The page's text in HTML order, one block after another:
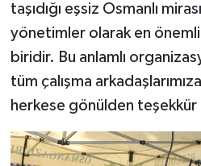
taşıdığı eşsiz Osmanlı
yönetimler olarak en önemli
biridir. Bu anlamlı
tüm çalışma
herkese gönülden